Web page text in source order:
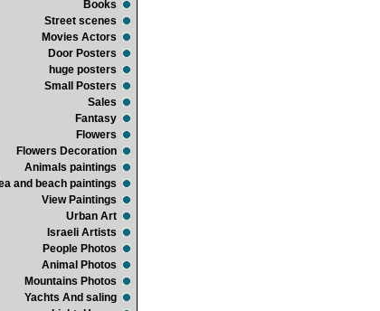
Books
Street scenes
Movies Actors
Door Posters
huge posters
Small Posters
Sales
Fantasy
Flowers
Flowers Decoration
Animals paintings
and beach paintings
View Paintings
Urban Art
Israeli Artists
People Photos
Animal Photos
Mountains Photos
Yachts And saling